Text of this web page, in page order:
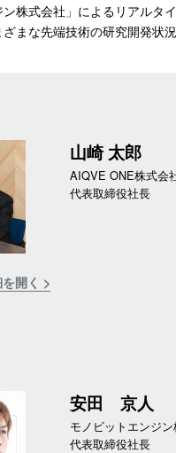
ン株式会社」によるリアル
まな先端技術の研究開発状
山崎 太郎
AIQVE ONE株式会
代表取締役社長
開く >
安田 京人
モノビットエンジ
代表取締役社長